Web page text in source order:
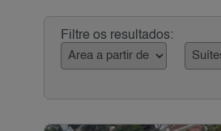
Filtre os resultados: